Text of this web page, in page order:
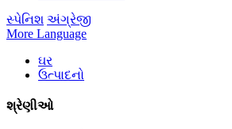
સ્પેનિશ અંગ્રેજી
More Language
ઘર
ઉત્પાદનો
શ્રેણીઓ